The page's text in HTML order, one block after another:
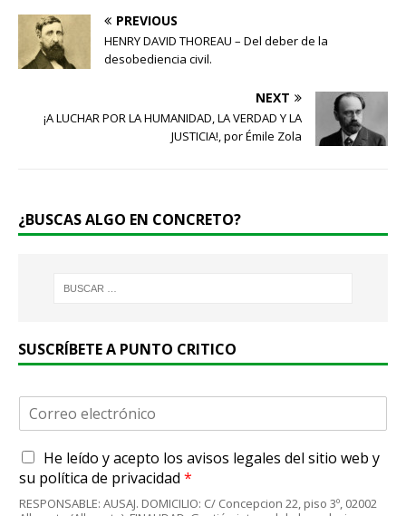
PREVIOUS
HENRY DAVID THOREAU – Del deber de la
desobediencia civil.
NEXT
¡A LUCHAR POR LA HUMANIDAD, LA VERDAD Y LA
JUSTICIA!, por Émile Zola
¿BUSCAS ALGO EN CONCRETO?
SUSCRÍBETE A PUNTO CRITICO
r
e
o
A
c
e
He leído y acepto los avisos legales del sitio web y
su política de privacidad *
RESPONSABLE: AUSAJ. DOMICILIO: C/ Concepcion 22, piso 3º, 02002